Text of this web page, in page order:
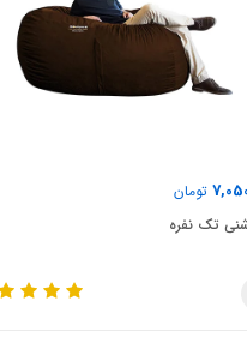
تومان
تک نفره